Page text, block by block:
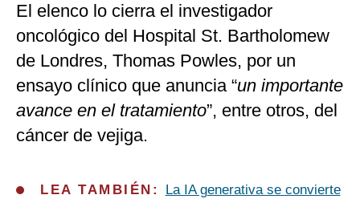
El elenco lo cierra el investigador
oncológico del Hospital St. Bartholomew
de Londres, Thomas Powles, por un
ensayo clínico que anuncia “un importante
avance en el tratamiento”, entre otros, del
cáncer de vejiga.
LEA TAMBIÉN:
La IA generativa se convierte